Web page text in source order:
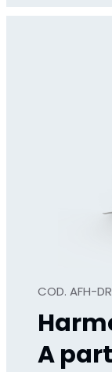
COD. AFH-
A